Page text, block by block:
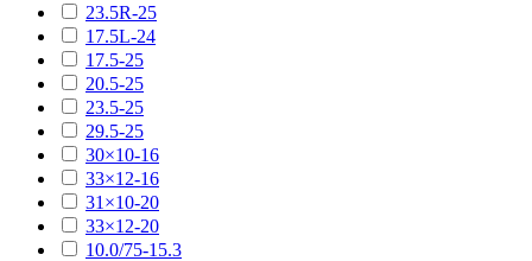
23.5R-25
17.5L-24
17.5-25
20.5-25
23.5-25
29.5-25
30×10-16
33×12-16
31×10-20
33×12-20
10.0/75-15.3